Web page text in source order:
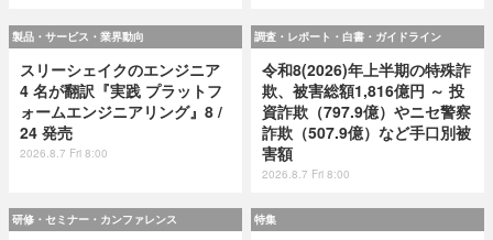
製品・サービス・業界動向
スリーシェイクのエンジニア
4 名が翻訳『実践 プラットフ
ォームエンジニアリング』8 /
24 発売
2026.8.7 Fri 8:00
調査・レポート・白書・ガイドライン
令和8(2026)年上半期の特殊詐
欺、被害総額1,816億円 ～ 投
資詐欺（797.9億）やニセ警察
詐欺（507.9億）など手口別被
害額
2026.8.7 Fri 8:00
研修・セミナー・カンファレンス 特集